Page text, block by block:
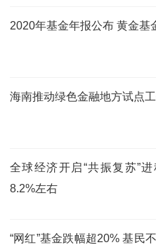
2020年基金年报公布 黄金基
海南推动绿色金融地方试点
全球经济开启“共振复苏”
8.2%左右
“网红”基金跌幅超20% 基民